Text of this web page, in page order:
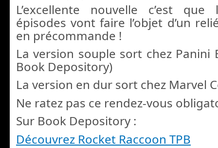
L’excellente nouvelle c’est
épisodes vont faire l’objet d’un
en précommande !
La version souple sort chez Panini
Book Depository)
La version en dur sort chez Marvel
Ne ratez pas ce rendez-vous
Sur Book Depository :
Découvrez Rocket Raccoon TPB